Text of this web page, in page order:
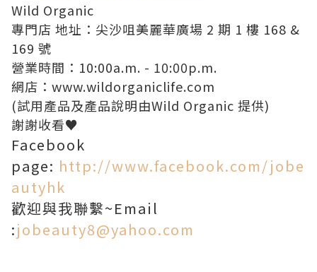
Wild Organic
專門店 地址：尖沙咀美麗華廣場 2 期 1 樓 168 &
169 號
營業時間：10:00a.m. - 10:00p.m.
網店： www.wildorganiclife.com
(試用產品及產品說明由Wild Organic 提供)
謝謝收看♥
Facebook
page: http://www.facebook.com/jobe
autyhk
歡迎與我聯繫~Email
:jobeauty8@yahoo.com